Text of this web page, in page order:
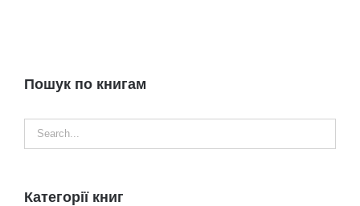
Пошук по книгам
Категорії книг